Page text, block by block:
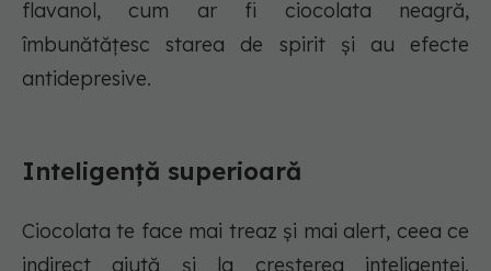
flavanol, cum ar fi ciocolata neagră,
îmbunătățesc starea de spirit și au efecte
antidepresive.
Inteligență superioară
Ciocolata te face mai treaz și mai alert, ceea ce
indirect ajută și la creșterea inteligenței.